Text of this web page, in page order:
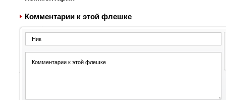
Комментарии к этой флешке